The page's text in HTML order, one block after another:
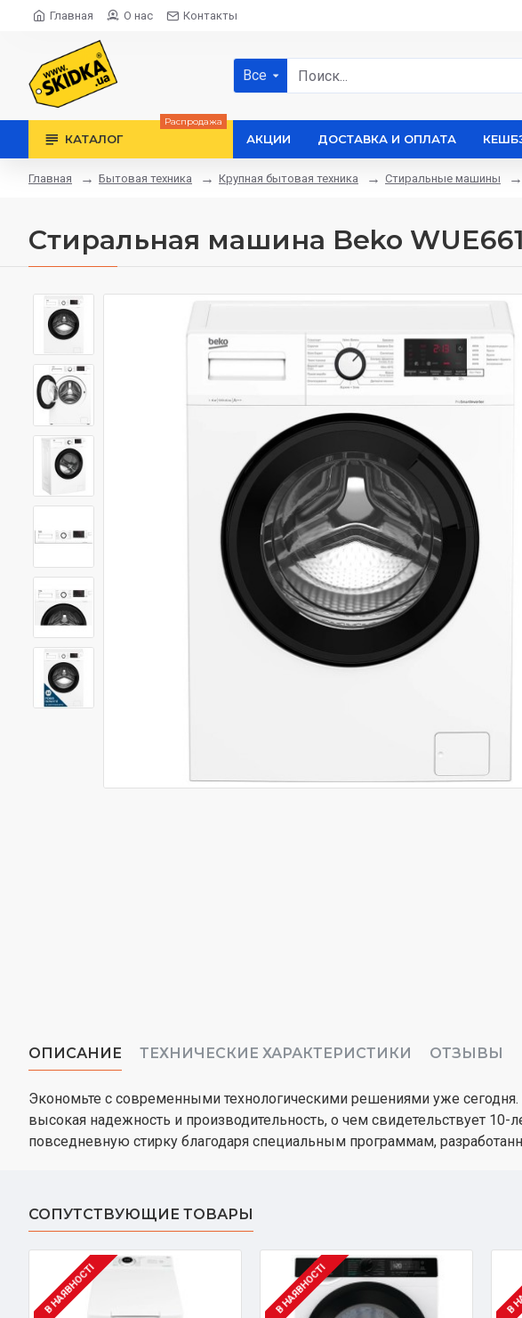
Главная О нас Контакты
Все
КАТАЛОГ
Распродажа
АКЦИИ ДОСТАВКА И ОПЛАТА
Главная Бытовая техника Крупная бытовая техника Стиральные машины
Стиральная машина Beko
ОПИСАНИЕ ТЕХНИЧЕСКИЕ ХАРАКТЕРИСТИКИ ОТЗЫВЫ
Экономьте с современными технологическими решениями уже
высокая надежность и производительность, о чем свидетельствует
повседневную стирку благодаря специальным программам,
СОПУТСТВУЮЩИЕ ТОВАРЫ
В НАЯВНОСТІ В НАЯВНОСТІ В